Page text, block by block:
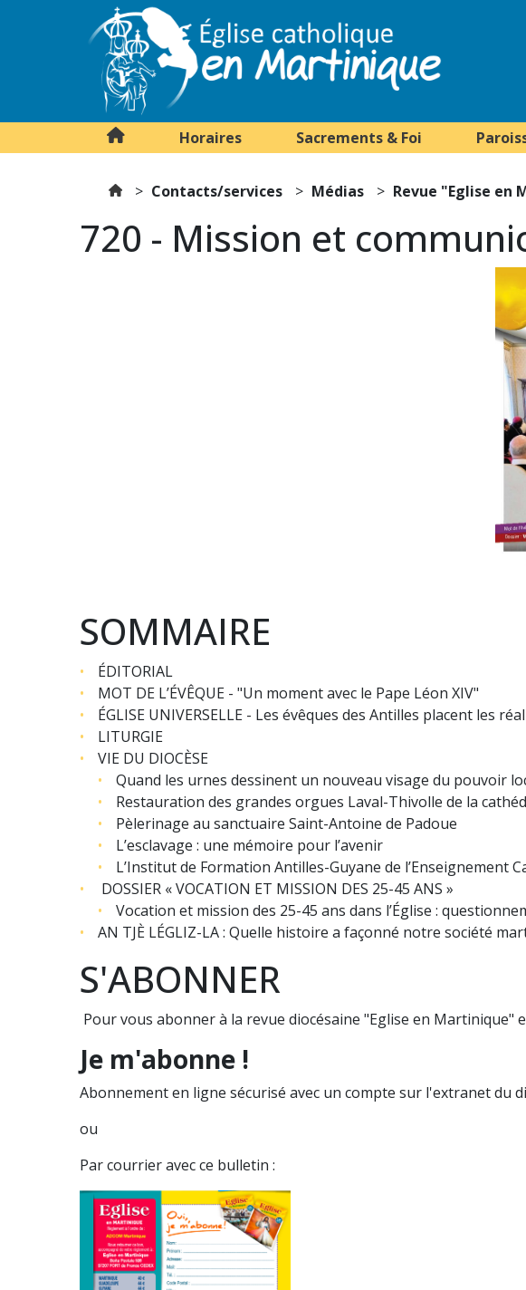
Horaires Sacrements & Foi
Contacts/services Médias Revue "Eglise en
720 - Mission et
SOMMAIRE
ÉDITORIAL
MOT DE L’ÉVÊQUE - "Un moment avec le Pape Léon XIV"
ÉGLISE UNIVERSELLE - Les évêques des Antilles placent les
LITURGIE
VIE DU DIOCÈSE
Quand les urnes dessinent un nouveau visage du pouvoir
Restauration des grandes orgues Laval-Thivolle de la
Pèlerinage au sanctuaire Saint-Antoine de Padoue
L’esclavage : une mémoire pour l’avenir
L’Institut de Formation Antilles-Guyane de l’Enseignement
DOSSIER « VOCATION ET MISSION DES 25-45 ANS »
Vocation et mission des 25-45 ans dans l’Église :
AN TJÈ LÉGLIZ-LA : Quelle histoire a façonné notre société
S'ABONNER
Pour vous abonner à la revue diocésaine "Eglise en
Je m'abonne !
Abonnement en ligne sécurisé avec un compte sur l'extranet du
ou
Par courrier avec ce bulletin :